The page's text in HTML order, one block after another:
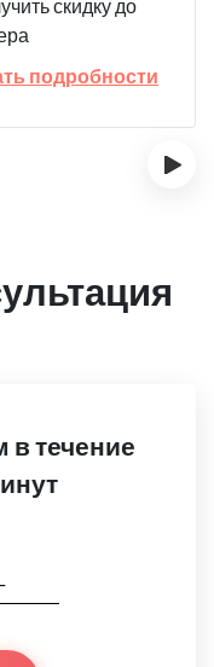
скидку до
подробности
›
течение